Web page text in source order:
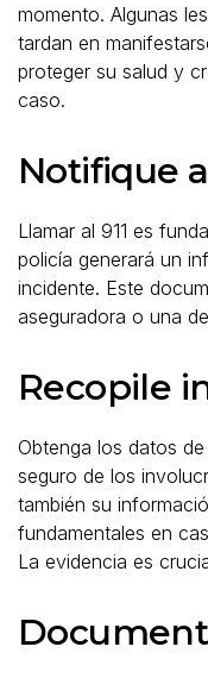
momento. Algunas
tardan en
proteger su salud y
caso.
Notifique
Llamar al 911 es
policía generará un
incidente. Este
aseguradora o una
Recopile
Obtenga los datos
seguro de los
también su
fundamentales en
La evidencia es